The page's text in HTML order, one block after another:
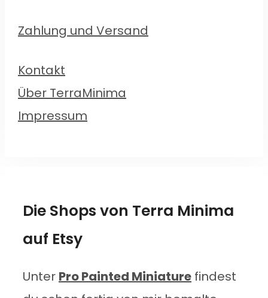
Zahlung und Versand
Kontakt
Über TerraMinima
Impressum
Die Shops von Terra Minima
auf Etsy
Unter Pro Painted Miniature findest